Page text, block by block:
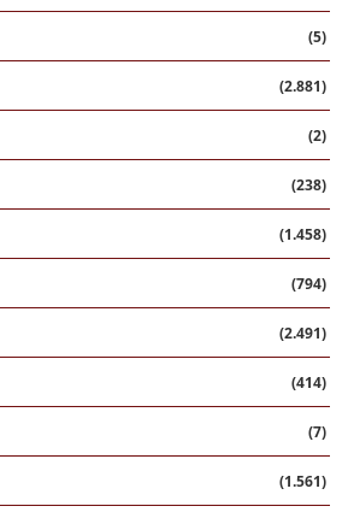
(5)
(2.881)
(2)
(238)
(1.458)
(794)
(2.491)
(414)
(7)
(1.561)